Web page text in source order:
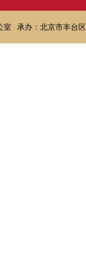
室 承办：北京市丰台